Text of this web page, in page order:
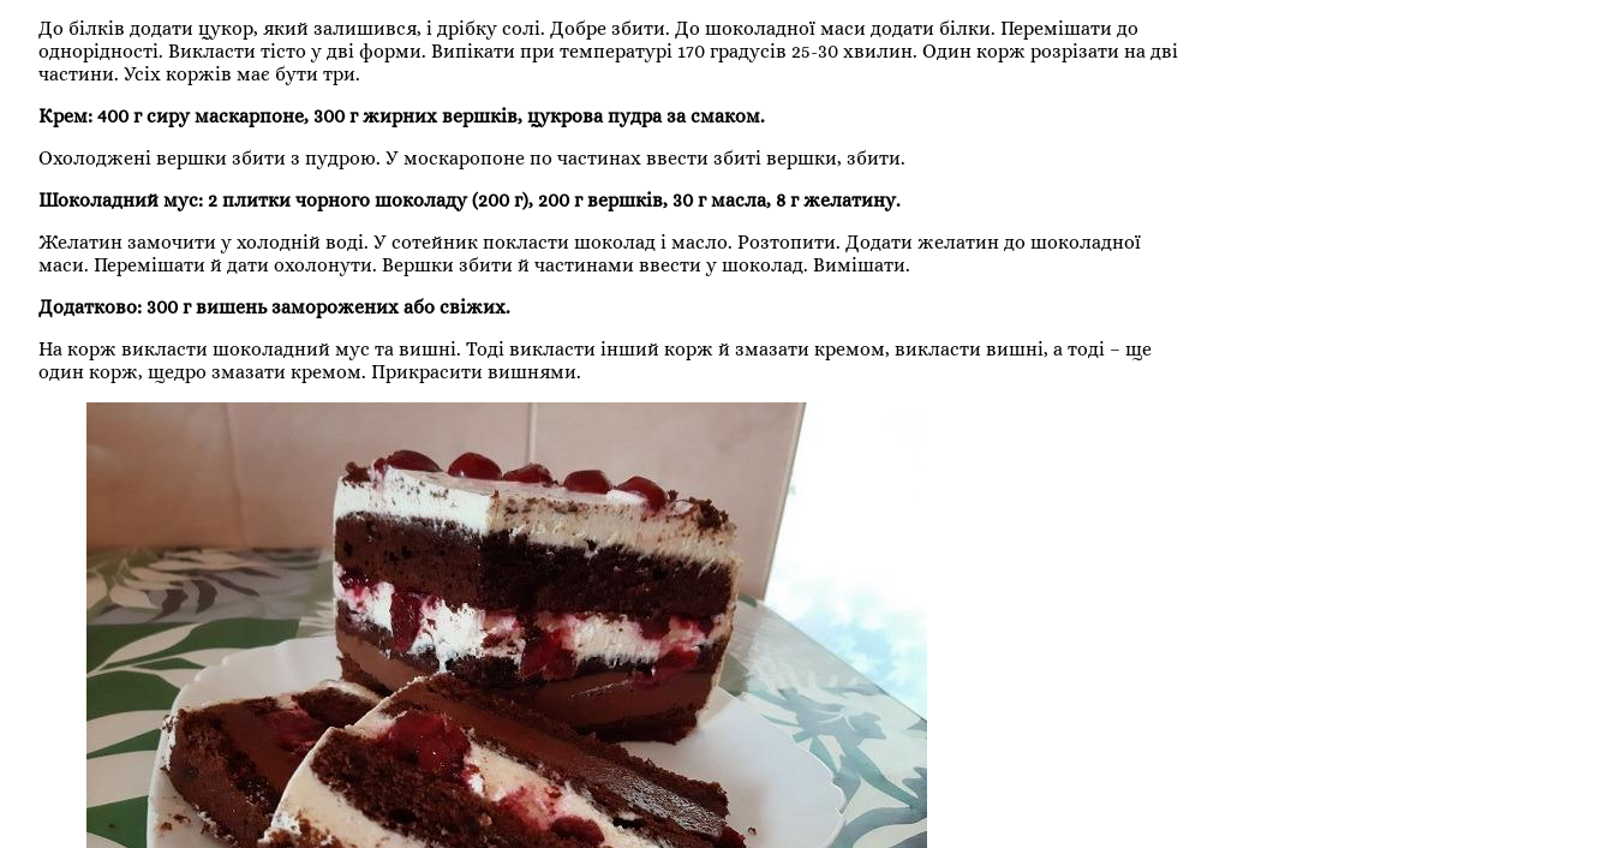
До білків додати цукор, який залишився, і дрібку солі. Добре збити. До шоколадної маси додати білки. Перемішати до
однорідності. Викласти тісто у дві форми. Випікати при температурі 170 градусів 25-30 хвилин. Один корж розрізати на дві
частини. Усіх коржів має бути три.
Крем: 400 г сиру маскарпоне, 300 г жирних вершків, цукрова пудра за смаком.
Охолоджені вершки збити з пудрою. У москаропоне по частинах ввести збиті вершки, збити.
Шоколадний мус: 2 плитки чорного шоколаду (200 г), 200 г вершків, 30 г масла, 8 г желатину.
Желатин замочити у холодній воді. У сотейник покласти шоколад і масло. Розтопити. Додати желатин до шоколадної
маси. Перемішати й дати охолонути. Вершки збити й частинами ввести у шоколад. Вимішати.
Додатково: 300 г вишень заморожених або свіжих.
На корж викласти шоколадний мус та вишні. Тоді викласти інший корж й змазати кремом, викласти вишні, а тоді – ще
один корж, щедро змазати кремом. Прикрасити вишнями.